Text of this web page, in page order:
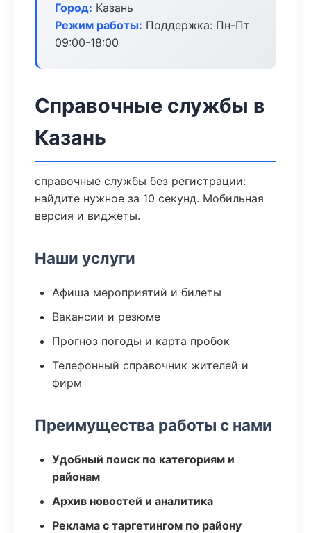
Город: Казань
Режим работы: Поддержка: Пн-Пт
09:00-18:00
Справочные службы в
Казань
справочные службы без регистрации:
найдите нужное за 10 секунд. Мобильная
версия и виджеты.
Наши услуги
Афиша мероприятий и билеты
Вакансии и резюме
Прогноз погоды и карта пробок
Телефонный справочник жителей и
фирм
Преимущества работы с нами
Удобный поиск по категориям и
районам
Архив новостей и аналитика
Реклама с таргетингом по району